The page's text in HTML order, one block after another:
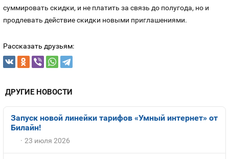
суммировать скидки, и не платить за связь до полугода, но и
продлевать действие скидки новыми приглашениями.
Рассказать друзьям:
ДРУГИЕ НОВОСТИ
Запуск новой линейки тарифов «Умный интернет» от
Билайн!
23 июля 2026